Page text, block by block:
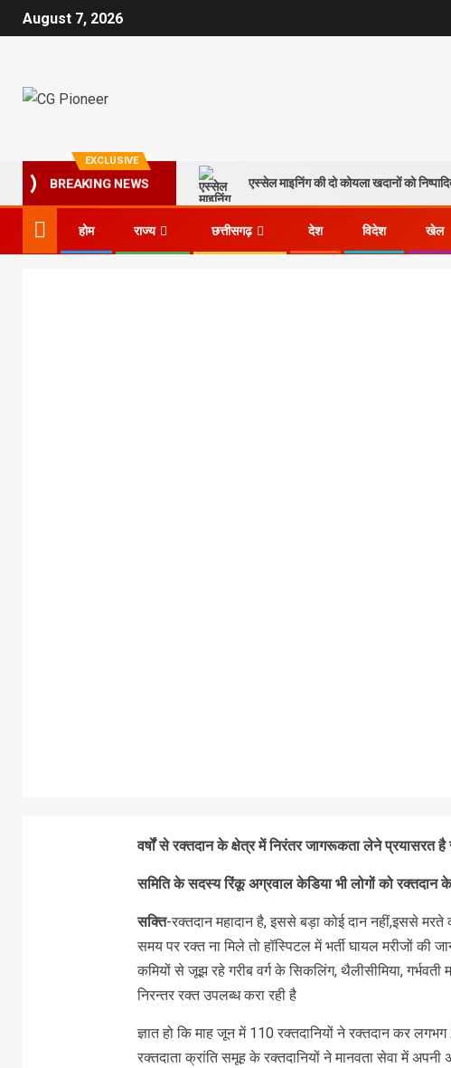
August 7, 2026
EXCLUSIVE
BREAKING NEWS एस्सेल माइनिंग की दो कोयला खदानों को
होम राज्य छत्तीसगढ़ देश विदेश खेल
वर्षों से रक्तदान के क्षेत्र में निरंतर जागरूकता लेने प्रयासरत है
समिति के सदस्य रिंकू अग्रवाल केडिया भी लोगों को
सक्ति-रक्तदान महादान है, इससे बड़ा कोई दान नहीं,इससे मरते
समय पर रक्त ना मिले तो हॉस्पिटल में भर्ती घायल मरीजों
कमियों से जूझ रहे गरीब वर्ग के सिकलिंग, थैलीसीमिया,
निरन्तर रक्त उपलब्ध करा रही है
ज्ञात हो कि माह जून में 110 रक्तदानियों ने रक्तदान कर
रक्तदाता क्रांति समूह के रक्तदानियों ने मानवता सेवा में